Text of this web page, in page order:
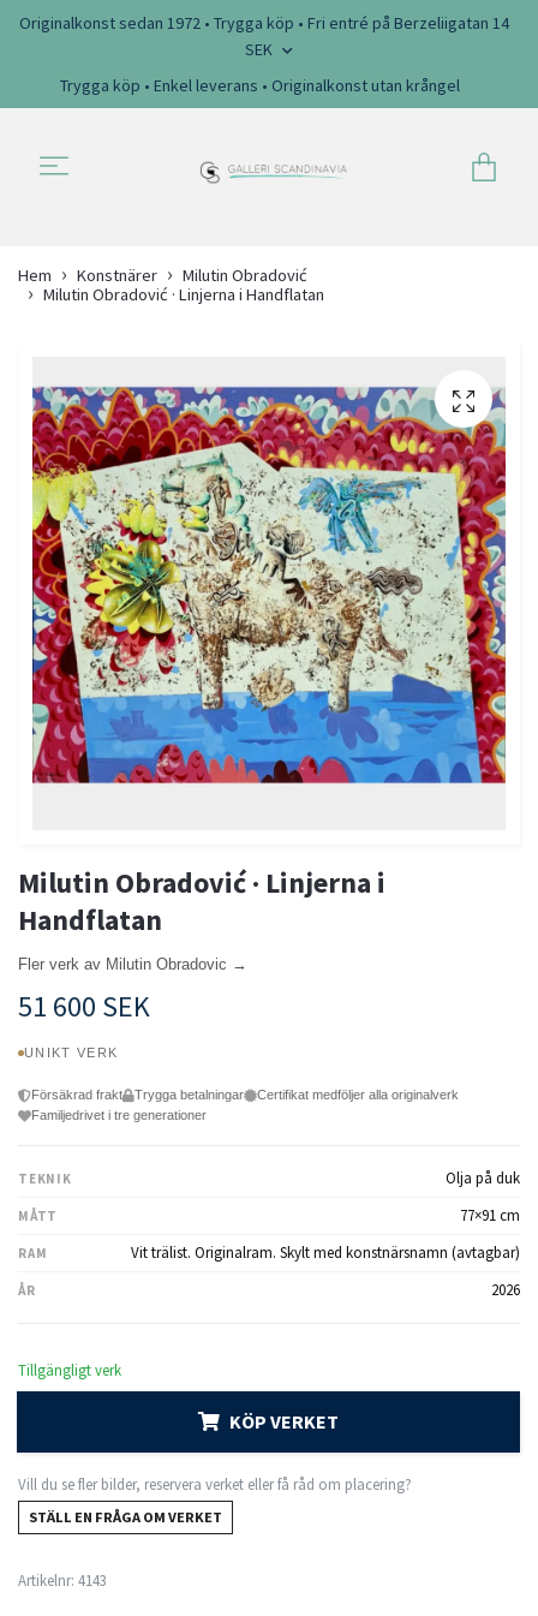
Originalkonst sedan 1972 • Trygga köp • Fri entré på Berzeliigatan 14
SEK
Trygga köp • Enkel leverans • Originalkonst utan krångel
Hem Konstnärer
Milutin Obradović
Milutin Obradović · Linjerna i Handflatan
Milutin Obradović · Linjerna i
Handflatan
Fler verk av Milutin Obradovic →
51 600 SEK
UNIKT VERK
Försäkrad frakt Trygga betalningar
Certifikat medföljer alla originalverk
Familjedrivet i tre generationer
TEKNIK Olja på duk
MÅTT 77×91 cm
RAM Vit trälist. Originalram. Skylt med konstnärsnamn (avtagbar)
ÅR 2026
Tillgängligt verk
KÖP VERKET
Vill du se fler bilder, reservera verket eller få råd om placering?
STÄLL EN FRÅGA OM VERKET
Artikelnr: 4143